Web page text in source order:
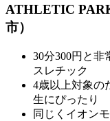
ATHLETIC
市）
30分300円と
スレチック
4歳以上対象の
生にぴったり
同じくイオン